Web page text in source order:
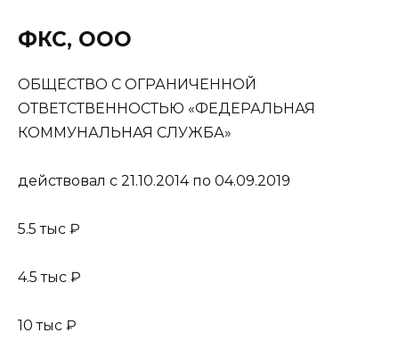
ФКС, ООО
ОБЩЕСТВО С ОГРАНИЧЕННОЙ
ОТВЕТСТВЕННОСТЬЮ «ФЕДЕРАЛЬНАЯ
КОММУНАЛЬНАЯ СЛУЖБА»
действовал с 21.10.2014 по 04.09.2019
5.5 тыс ₽
4.5 тыс ₽
10 тыс ₽